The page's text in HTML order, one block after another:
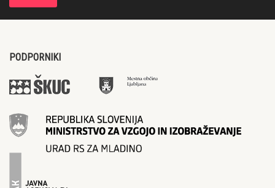
PODPORNIKI